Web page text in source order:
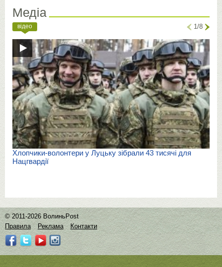
Медіа
відео 1/8
Хлопчики-волонтери у Луцьку зібрали 43 тисячі для
Нацгвардії
© 2011-2026 ВолиньPost
Правила
Реклама Контакти